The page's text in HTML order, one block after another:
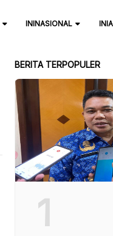
ININASIONAL
BERITA TERPOPULER
1